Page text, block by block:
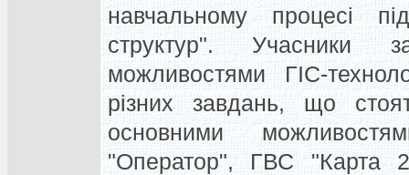
навчальному процесі
структур". Учасники
можливостями ГІС-
різних завдань, що
основними
"Оператор", ГВС "Карта